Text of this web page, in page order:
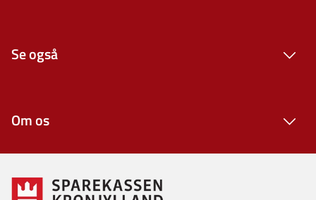
Se også
Om os